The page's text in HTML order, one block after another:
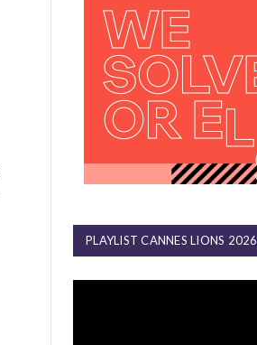
PLAYLIST CANNES LIONS 2026